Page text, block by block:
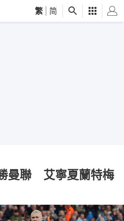
繁 简
曼聯 艾寧夏蘭特梅